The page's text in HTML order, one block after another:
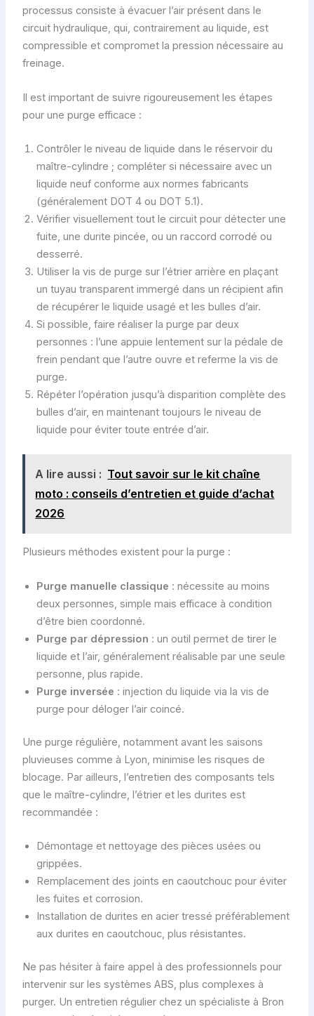
processus consiste à évacuer l’air présent dans le
circuit hydraulique, qui, contrairement au liquide, est
compressible et compromet la pression nécessaire au
freinage.
Il est important de suivre rigoureusement les étapes
pour une purge efficace :
Contrôler le niveau de liquide dans le réservoir du
maître-cylindre ; compléter si nécessaire avec un
liquide neuf conforme aux normes fabricants
(généralement DOT 4 ou DOT 5.1).
Vérifier visuellement tout le circuit pour détecter une
fuite, une durite pincée, ou un raccord corrodé ou
desserré.
Utiliser la vis de purge sur l’étrier arrière en plaçant
un tuyau transparent immergé dans un récipient afin
de récupérer le liquide usagé et les bulles d’air.
Si possible, faire réaliser la purge par deux
personnes : l’une appuie lentement sur la pédale de
frein pendant que l’autre ouvre et referme la vis de
purge.
Répéter l’opération jusqu’à disparition complète des
bulles d’air, en maintenant toujours le niveau de
liquide pour éviter toute entrée d’air.
A lire aussi : Tout savoir sur le kit chaîne
moto : conseils d’entretien et guide d’achat
2026
Plusieurs méthodes existent pour la purge :
Purge manuelle classique : nécessite au moins
deux personnes, simple mais efficace à condition
d’être bien coordonné.
Purge par dépression : un outil permet de tirer le
liquide et l’air, généralement réalisable par une seule
personne, plus rapide.
Purge inversée : injection du liquide via la vis de
purge pour déloger l’air coincé.
Une purge régulière, notamment avant les saisons
pluvieuses comme à Lyon, minimise les risques de
blocage. Par ailleurs, l’entretien des composants tels
que le maître-cylindre, l’étrier et les durites est
recommandée :
Démontage et nettoyage des pièces usées ou
grippées.
Remplacement des joints en caoutchouc pour éviter
les fuites et corrosion.
Installation de durites en acier tressé préférablement
aux durites en caoutchouc, plus résistantes.
Ne pas hésiter à faire appel à des professionnels pour
intervenir sur les systèmes ABS, plus complexes à
purger. Un entretien régulier chez un spécialiste à Bron